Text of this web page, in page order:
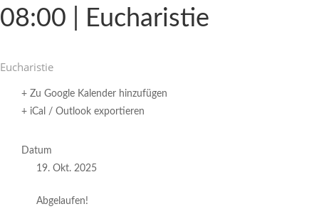
08:00 | Eucharistie
Eucha­ristie
+ Zu Google Kalender hinzufügen
+ iCal / Outlook exportieren
Datum
19. Okt. 2025
Abgelaufen!